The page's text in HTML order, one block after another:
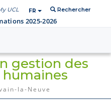
UCL FR Rechercher
2025-2026
gestion des
humaines
la-Neuve